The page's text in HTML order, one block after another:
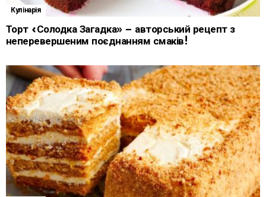
Кулінарія
Торт «Солодка Загадка» – авторський рецепт з
неперевершеним поєднанням смаків!